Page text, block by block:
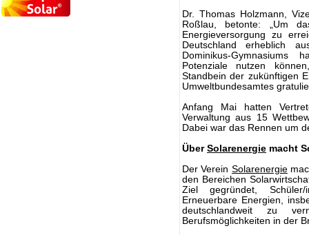
Dr. Thomas Holzmann,
Roßlau, betonte: „Um
Energieversorgung zu
Deutschland erheblich
Dominikus-
Potenziale nutzen
Standbein der zukünftigen
Umweltbundesamtes
Anfang Mai hatten
Verwaltung aus 15
Dabei war das Rennen um
Über Solarenergie macht
Der Verein Solarenergie
den Bereichen
Ziel gegründet,
Erneuerbare Energien,
deutschlandweit zu
Berufsmöglichkeiten in der